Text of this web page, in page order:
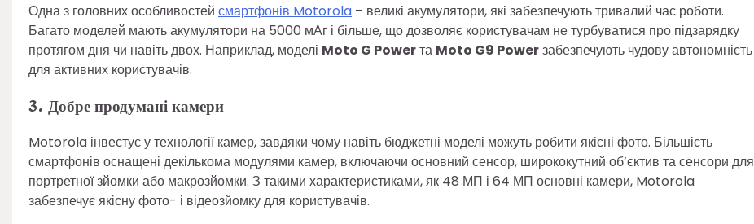
Одна з головних особливостей смартфонів Motorola – великі акумулятори, які забезпечують тривалий час роботи.
Багато моделей мають акумулятори на 5000 мАг і більше, що дозволяє користувачам не турбуватися про підзарядку
протягом дня чи навіть двох. Наприклад, моделі Moto G Powerта Moto G9 Powerзабезпечують чудову автономність
для активних користувачів.
3. Добре продумані камери
Motorola інвестує у технології камер, завдяки чому навіть бюджетні моделі можуть робити якісні фото. Більшість
смартфонів оснащені декількома модулями камер, включаючи основний сенсор, ширококутний об’єктив та сенсори для
портретної зйомки або макрозйомки. З такими характеристиками, як 48 МП і 64 МП основні камери, Motorola
забезпечує якісну фото- і відеозйомку для користувачів.